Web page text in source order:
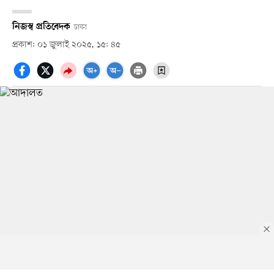
নিজস্ব প্রতিবেদক ঢাকা
প্রকাশ: ০১ জুলাই ২০২৫, ১৫: ৪৫